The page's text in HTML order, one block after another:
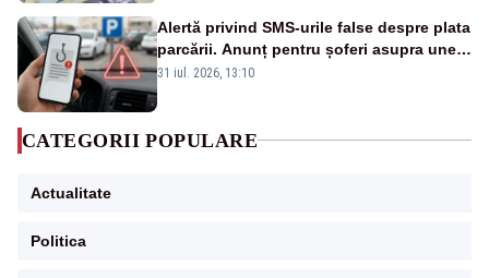
Alertă privind SMS-urile false despre plata
parcării. Anunț pentru șoferi asupra unei
noi metode de fraudă online
31 iul. 2026, 13:10
CATEGORII POPULARE
Actualitate
Politica